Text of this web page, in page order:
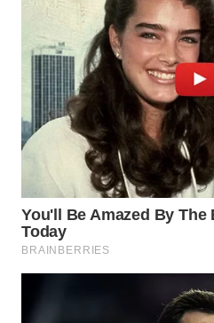
WN
LAWAS
WN
SUMEDANG
CIANJUR
WN
KEPULAUAN